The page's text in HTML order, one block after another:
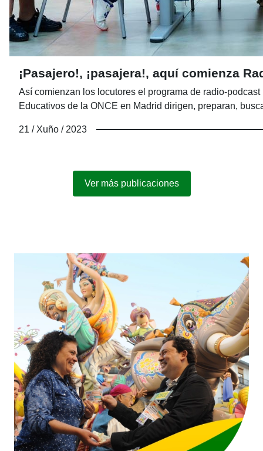
¡Pasajero!, ¡pasajera!, aquí comienza
Así comienzan los locutores el programa de radio-
Educativos de la ONCE en Madrid dirigen, preparan,
21 / Xuño / 2023
Ver más publicaciones